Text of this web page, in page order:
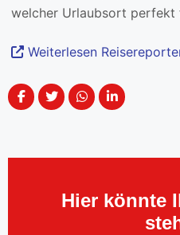
welcher Urlaubsort perfekt
Weiterlesen
Hier könnte